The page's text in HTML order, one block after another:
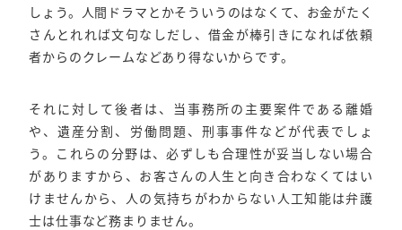
しょう。人間ドラマとかそういうのはなくて、お金がたく
さんとれれば文句なしだし、借金が棒引きになれば依頼
者からのクレームなどあり得ないからです。
それに対して後者は、当事務所の主要案件である離婚
や、遺産分割、労働問題、刑事事件などが代表でしょ
う。これらの分野は、必ずしも合理性が妥当しない場合
がありますから、お客さんの人生と向き合わなくてはい
けませんから、人の気持ちがわからない人工知能は弁護
士は仕事など務まりません。